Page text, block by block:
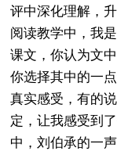
评中深化理解，
阅读教学中，我
课文，你认为文
你选择其中的一
真实感受，有的
定，让我感受到
中，刘伯承的一